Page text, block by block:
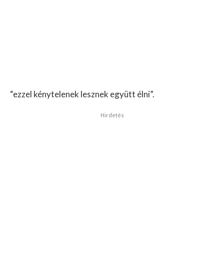
“ezzel kénytelenek lesznek együtt élni”.
Hirdetés